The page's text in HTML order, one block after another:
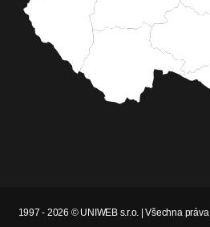
1997 - 2026 © UNIWEB s.r.o. | Všechna